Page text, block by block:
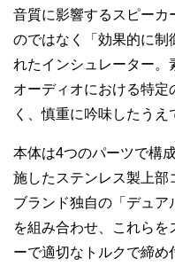
音質に影響するスピーカ
のではなく「効果的に制
れたインシュレーター。
オーディオにおける特
く、慎重に吟味したうえ
本体は4つのパーツで構
施したステンレス製上部
ブランド独自の「デュア
を組み合わせ、これら
ーで適切なトルクで締